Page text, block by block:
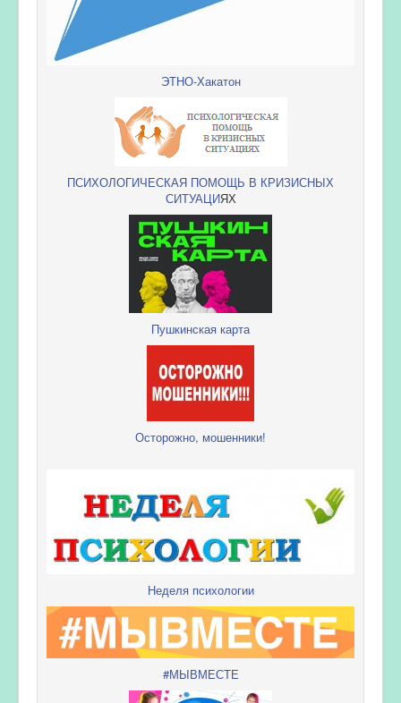
ЭТНО-Хакатон
ПСИХОЛОГИЧЕСКАЯ ПОМОЩЬ В КРИЗИСНЫХ
СИТУАЦИЯХ
Пушкинская карта
Осторожно, мошенники!
Неделя психологии
#МЫВМЕСТЕ